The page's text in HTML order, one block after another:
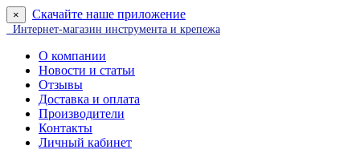
× Скачайте наше приложение
Интернет-магазин инструмента и крепежа
О компании
Новости и статьи
Отзывы
Доставка и оплата
Производители
Контакты
Личный кабинет